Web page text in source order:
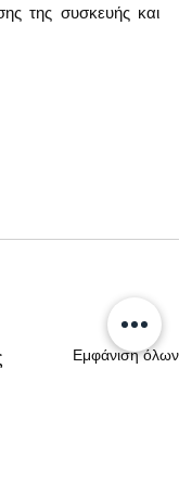
της συσκευής και
Εμφάνιση όλων